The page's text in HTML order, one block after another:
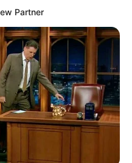
Partner